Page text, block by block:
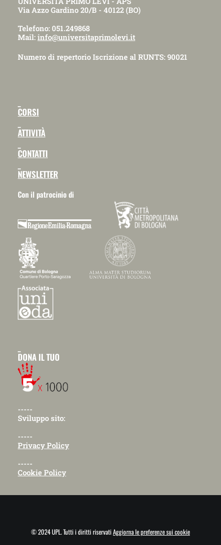
Via Azzo Gardino 20/B - 40122 (BO)
Telefono: 051.249868
Mail: info@universitaprimolevi.it
Numero di repertorio Iscrizione al RUNTS: 90021
CORSI
ATTIVITÀ
CONTATTI
NEWSLETTER
Con il patrocinio di
DONA IL TUO
-----
Sviluppo sito:
-----
Privacy Policy
-----
Cookie Policy
© 2024 UPL. Tutti i diritti riservatiAggiorna le preferenze sui cookie